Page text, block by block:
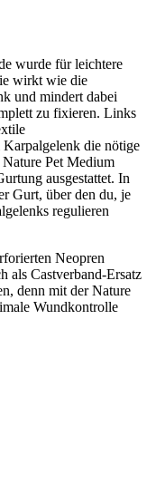
wurde für leichtere
wirkt wie die
und mindert dabei
zu fixieren. Links
Karpalgelenk die nötige
Pet Medium
ausgestattet. In
Gurt, über den du, je
regulieren
Neopren
als Castverband-Ersatz
denn mit der Nature
Wundkontrolle